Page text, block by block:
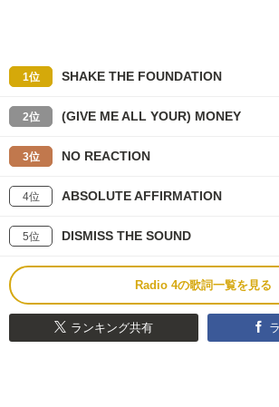
1位 SHAKE THE FOUNDATION
2位 (GIVE ME ALL YOUR) MONEY
3位 NO REACTION
4位 ABSOLUTE AFFIRMATION
5位 DISMISS THE SOUND
Radio 4の歌詞一覧を見る
ランキング共有